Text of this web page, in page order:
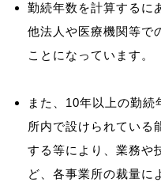
勤続年数を計算するに
他法人や医療機関等で
ことになっています。
また、10年以上の勤
所内で設けられている
する等により、業務や
ど、各事業所の裁量に